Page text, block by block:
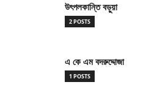
উৎপলকান্তি বড়ুয়া
2 POSTS
এ কে এম বদরুদ্দোজা
1 POSTS